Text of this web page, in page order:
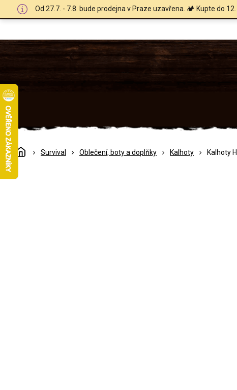
Od 27.7. - 7.8. bude prodejna v Praze uzavřena. 🏕️ Kupte do
DomůSurvival Oblečení, boty a doplňky Kalhoty Kalhoty